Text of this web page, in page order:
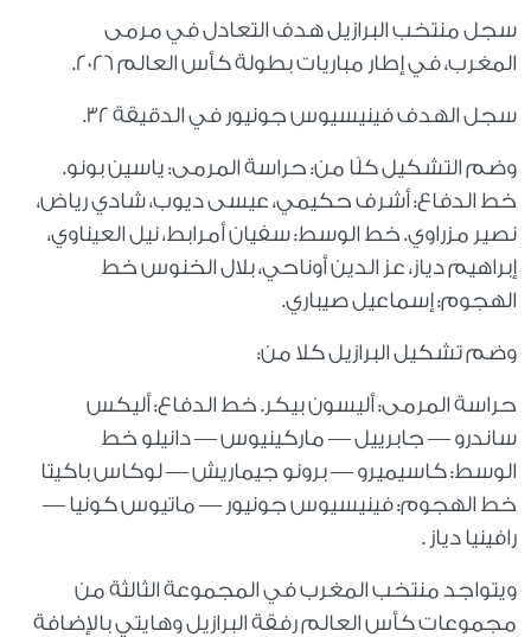
سجل منتخب البرازيل هدف التعادل في مرمى
المغرب، في إطار مباريات بطولة كأس العالم 2026.
سجل الهدف فينيسيوس جونيور في الدقيقة 32.
وضم التشكيل كلًا من: حراسة المرمى: ياسين بونو.
خط الدفاع: أشرف حكيمي، عيسى ديوب، شادي رياض،
نصير مزراوي. خط الوسط: سفيان أمرابط، نيل العيناوي،
إبراهيم دياز، عز الدين أوناحي، بلال الخنوس خط
الهجوم: إسماعيل صيباري.
وضم تشكيل البرازيل كلا من:
حراسة المرمى: أليسون بيكر. خط الدفاع: أليكس
ساندرو — جابرييل — ماركينيوس — دانيلو خط
الوسط: كاسيميرو — برونو جيماريش — لوكاس باكيتا
خط الهجوم: فينيسيوس جونيور — ماتيوس كونيا —
رافينيا دياز .
ويتواجد منتخب المغرب في المجموعة الثالثة من
مجموعات كأس العالم رفقة البرازيل وهايتي بالإضافة